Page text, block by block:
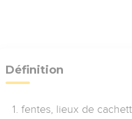
Définition
fentes, lieux de